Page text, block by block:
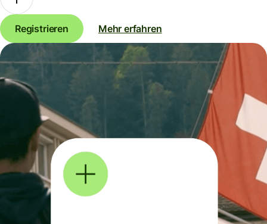
Registrieren Mehr erfahren